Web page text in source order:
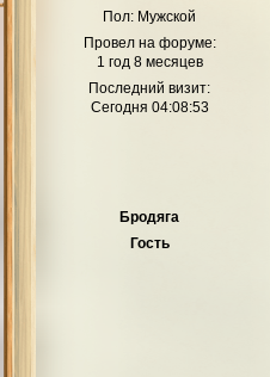
Пол: Мужской
Провел на форуме:
1 год 8 месяцев
Последний визит:
Сегодня 04:08:53
Бродяга
Гость